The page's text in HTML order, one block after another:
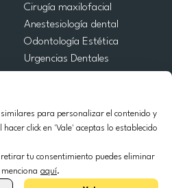
para personalizar el contenido y
click en 'Vale' aceptas lo establecido
tu consentimiento puedes eliminar
menciona aquí.
Cirugía maxilofacial
Anestesiología dental
Odontología Estética
Urgencias Dentales
Cirugía Oral
Implantología dental
los derechos reservados.